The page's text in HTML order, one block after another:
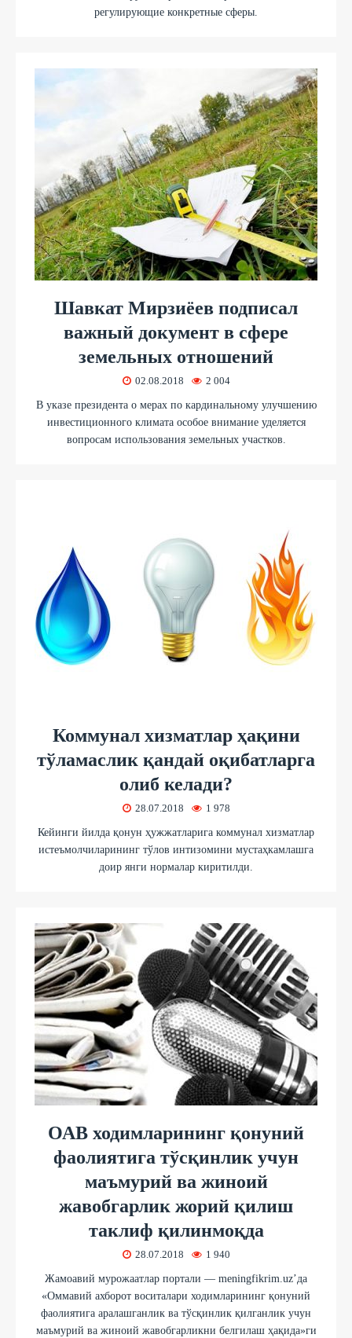
регулирующие конкретные сферы.
Шавкат Мирзиёев подписал
важный документ в сфере
земельных отношений
02.08.2018 2 004
В указе президента о мерах по кардинальному улучшению
инвестиционного климата особое внимание уделяется
вопросам использования земельных участков.
Коммунал хизматлар ҳақини
тўламаслик қандай оқибатларга
олиб келади?
28.07.2018 1 978
Кейинги йилда қонун ҳужжатларига коммунал хизматлар
истеъмолчиларининг тўлов интизомини мустаҳкамлашга
доир янги нормалар киритилди.
ОАВ ходимларининг қонуний
фаолиятига тўсқинлик учун
маъмурий ва жиноий
жавобгарлик жорий қилиш
таклиф қилинмоқда
28.07.2018 1 940
Жамоавий мурожаатлар портали — meningfikrim.uz’да
«Оммавий ахборот воситалари ходимларининг қонуний
фаолиятига аралашганлик ва тўсқинлик қилганлик учун
маъмурий ва жиноий жавобгарликни белгилаш ҳақида»ги